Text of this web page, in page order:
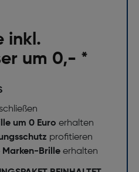
inkl.
um 0,- *
um 0 Euro erhalten
profitieren
Marken-Brille erhalten